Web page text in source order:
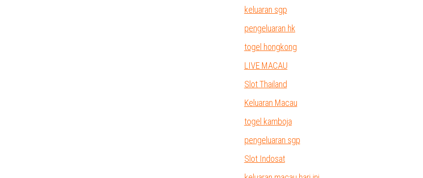
keluaran sgp
pengeluaran hk
togel hongkong
LIVE MACAU
Slot Thailand
Keluaran Macau
togel kamboja
pengeluaran sgp
Slot Indosat